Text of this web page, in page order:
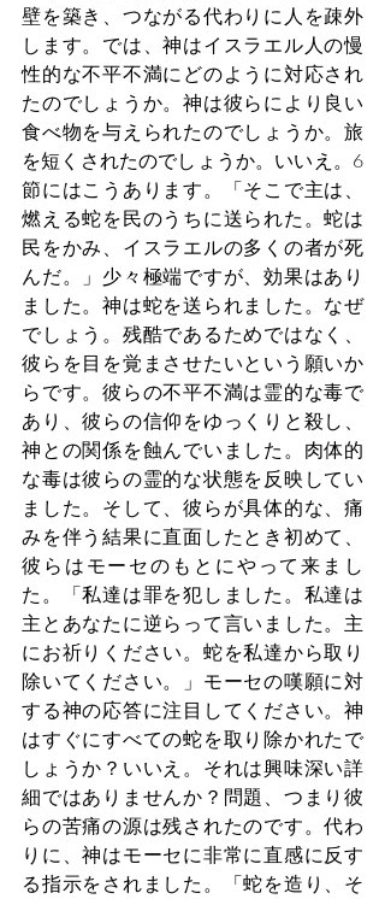
壁を築き、つながる代わりに人を疎外
します。では、神はイスラエル人の慢
性的な不平不満にどのように対応され
たのでしょうか。神は彼らにより良い
食べ物を与えられたのでしょうか。旅
を短くされたのでしょうか。いいえ。6
節にはこうあります。「そこで主は、
燃える蛇を民のうちに送られた。蛇は
民をかみ、イスラエルの多くの者が死
んだ。」少々極端ですが、効果はあり
ました。神は蛇を送られました。なぜ
でしょう。残酷であるためではなく、
彼らを目を覚まさせたいという願いか
らです。彼らの不平不満は霊的な毒で
あり、彼らの信仰をゆっくりと殺し、
神との関係を蝕んでいました。肉体的
な毒は彼らの霊的な状態を反映してい
ました。そして、彼らが具体的な、痛
みを伴う結果に直面したとき初めて、
彼らはモーセのもとにやって来まし
た。「私達は罪を犯しました。私達は
主とあなたに逆らって言いました。主
にお祈りください。蛇を私達から取り
除いてください。」モーセの嘆願に対
する神の応答に注目してください。神
はすぐにすべての蛇を取り除かれたで
しょうか？いいえ。それは興味深い詳
細ではありませんか？問題、つまり彼
らの苦痛の源は残されたのです。代わ
りに、神はモーセに非常に直感に反す
る指示をされました。「蛇を造り、そ